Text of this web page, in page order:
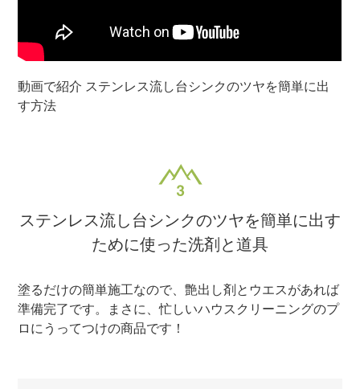
動画で紹介 ステンレス流し台シンクのツヤを簡単に出
す方法
ステンレス流し台シンクのツヤを簡単に出す
ために使った洗剤と道具
塗るだけの簡単施工なので、艶出し剤とウエスがあれば
準備完了です。まさに、忙しいハウスクリーニングのプ
ロにうってつけの商品です！